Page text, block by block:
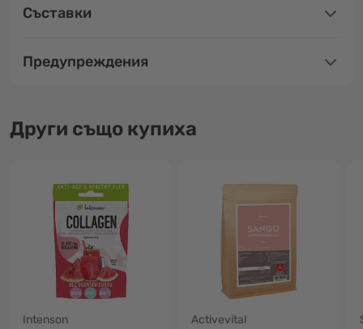
Съставки
Предупреждения
Други също купиха
Intenson Activevital